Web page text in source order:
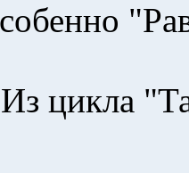
цикла